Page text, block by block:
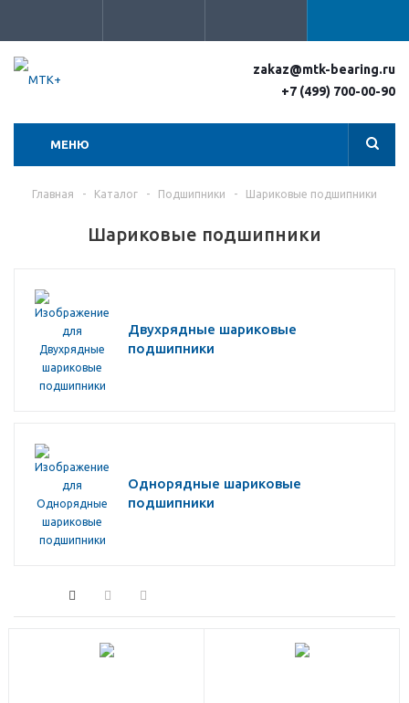
zakaz@mtk-bearing.ru
+7 (499) 700-00-90
МЕНЮ
Главная - Каталог - Подшипники - Шариковые подшипники
Шариковые подшипники
Двухрядные шариковые
подшипники
Однорядные шариковые
подшипники